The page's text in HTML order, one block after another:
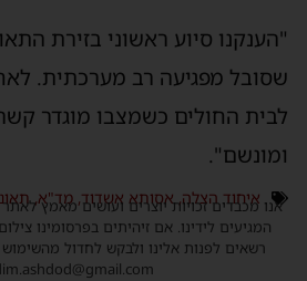
"הענקנו סיוע ראשוני בזירת
שסובל מפגיעה רב מערכתית.
לבית החולים כשמצבו מוגדר
ומונשם".
איחוד הצלה,אסותא אשדוד,מד"א,אנו מכבדים זכויות יוצרים ועושים מאמץ
המגיעים לידינו. אם זיהיתים בפרסומינו
רשאים לפנות אלינו ולבקש לחדול